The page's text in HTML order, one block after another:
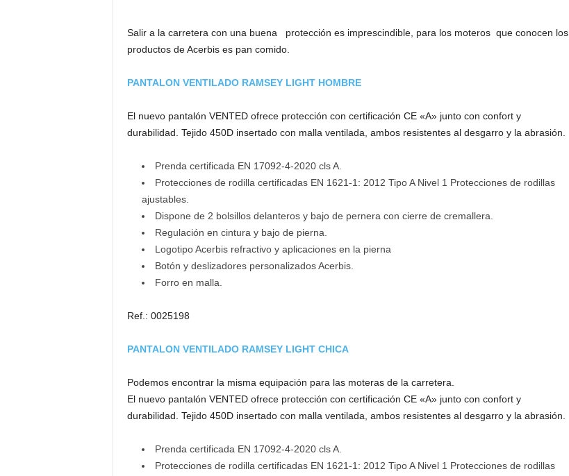
Salir a la carretera con una buena protección es imprescindible, para los moteros que conocen los
productos de Acerbis es pan comido.
PANTALON VENTILADO RAMSEY LIGHTHOMBRE
El nuevo pantalón VENTED ofrece protección con certificación CE «A» junto con confort y
durabilidad. Tejido 450D insertado con malla ventilada, ambos resistentes al desgarro y la abrasión.
Prenda certificada EN 17092-4-2020 cls A.
Protecciones de rodilla certificadas EN 1621-1: 2012 Tipo A Nivel 1 Protecciones de rodillas
ajustables.
Dispone de 2 bolsillos delanteros y bajo de pernera con cierre de cremallera.
Regulación en cintura y bajo de pierna.
Logotipo Acerbis refractivo y aplicaciones en la pierna
Botón y deslizadores personalizados Acerbis.
Forro en malla.
Ref.: 0025198
PANTALON VENTILADO RAMSEY LIGHT CHICA
Podemos encontrar la misma equipación para las moteras de la carretera.
El nuevo pantalón VENTED ofrece protección con certificación CE «A» junto con confort y
durabilidad. Tejido 450D insertado con malla ventilada, ambos resistentes al desgarro y la abrasión.
Prenda certificada EN 17092-4-2020 cls A.
Protecciones de rodilla certificadas EN 1621-1: 2012 Tipo A Nivel 1 Protecciones de rodillas